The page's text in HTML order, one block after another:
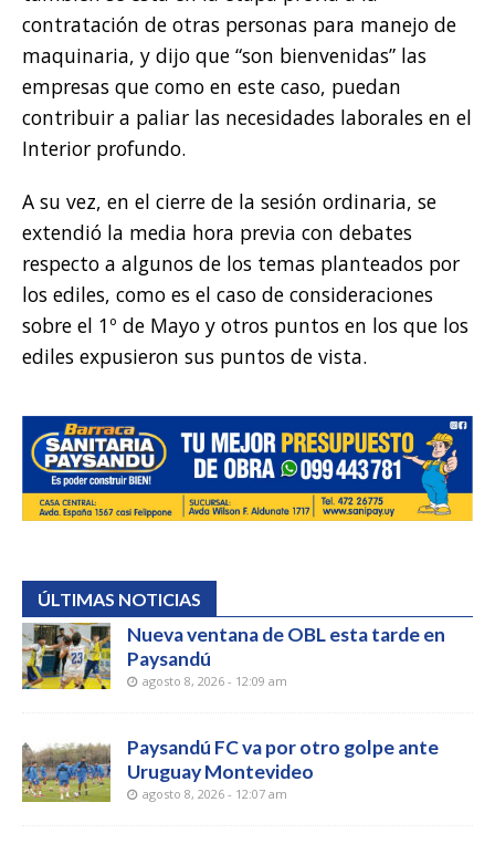
contratación de otras personas para manejo de
maquinaria, y dijo que “son bienvenidas” las
empresas que como en este caso, puedan
contribuir a paliar las necesidades laborales en el
Interior profundo.
A su vez, en el cierre de la sesión ordinaria, se
extendió la media hora previa con debates
respecto a algunos de los temas planteados por
los ediles, como es el caso de consideraciones
sobre el 1º de Mayo y otros puntos en los que los
ediles expusieron sus puntos de vista.
ÚLTIMAS NOTICIAS
Nueva ventana de OBL esta tarde en
Paysandú
agosto 8, 2026 - 12:09 am
Paysandú FC va por otro golpe ante
Uruguay Montevideo
agosto 8, 2026 - 12:07 am